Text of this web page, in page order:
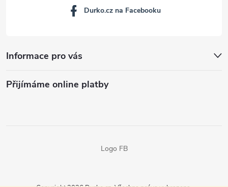
Informace pro vás
Přijímáme online platby
Durko.cz na Facebooku
Logo FB